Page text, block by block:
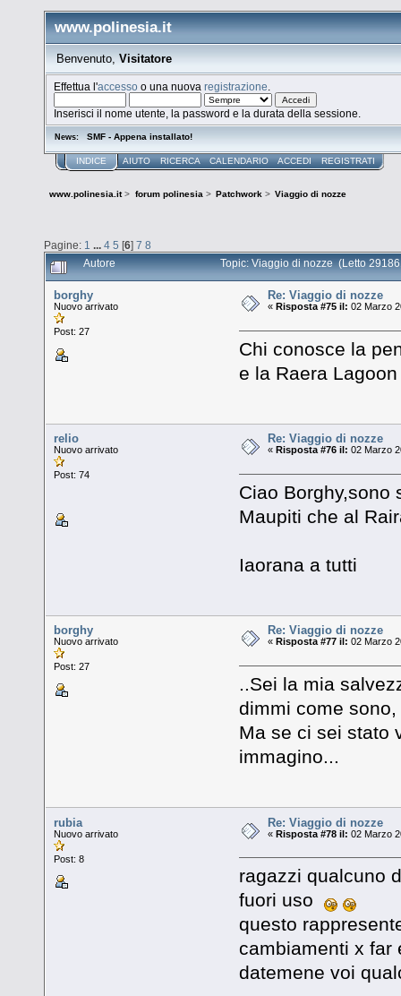
www.polinesia.it
Benvenuto, Visitatore
Effettua l'accesso o una nuovaregistrazione
Inserisci il nome utente, la password e la durata della sessione.
News: SMF - Appena installato!
INDICE AIUTO RICERCA CALENDARIO ACCEDI REGISTRATI
www.polinesia.it> forum polinesia> Patchwork> Viaggio di nozze
Pagine: 1 ... 4 5 [6] 7 8
Autore Topic: Viaggio di nozze (Letto
borghy
Nuovo arrivato
Post: 27
Re: Viaggio di nozze
« Risposta #75 il: 02 Marzo
Chi conosce la
e la Raera
relio
Nuovo arrivato
Post: 74
Re: Viaggio di nozze
« Risposta #76 il: 02 Marzo
Ciao Borghy,sono
Maupiti che al
Iaorana a tutti
borghy
Nuovo arrivato
Post: 27
Re: Viaggio di nozze
« Risposta #77 il: 02 Marzo
..Sei la mia
dimmi come
Ma se ci sei stato
immagino...
rubia
Nuovo arrivato
Post: 8
Re: Viaggio di nozze
«Risposta #78 il: 02 Marzo
ragazzi qualcuno
fuori uso
questo
cambiamenti x far
datemene voi